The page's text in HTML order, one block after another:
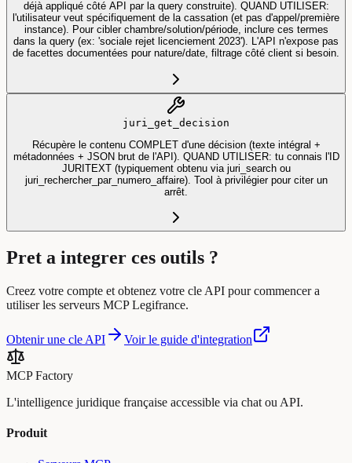
déjà appliqué côté API par la query construite). QUAND UTILISER:
l'utilisateur veut spécifiquement de la cassation (et pas d'appel/première
instance). Pour cibler chambre/solution/période, inclure ces termes
dans la query (ex: 'sociale rejet licenciement 2023'). L'API n'expose pas
de facettes documentées pour nature/date, filtrage côté client si besoin.
juri_get_decision
Récupère le contenu COMPLET d'une décision (texte intégral +
métadonnées + JSON brut de l'API). QUAND UTILISER: tu connais l'ID
JURITEXT (typiquement obtenu via juri_search ou
juri_rechercher_par_numero_affaire). Tool à privilégier pour citer un
arrêt.
Pret a integrer ces outils ?
Creez votre compte et obtenez votre cle API pour commencer a
utiliser les serveurs MCP Legifrance.
Obtenir une cle API Voir le guide d'integration
MCP Factory
L'intelligence juridique française accessible via chat ou API.
Produit